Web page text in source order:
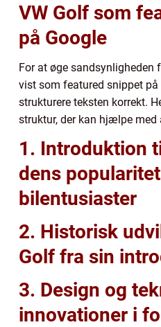
VW Golf som
på Google
For at øge sandsynligheden
vist som featured snippet
strukturere teksten korrekt.
struktur, der kan hjælpe med
1. Introduktion
dens
bilentusiaster
2. Historisk
Golf fra sin
3. Design og
innovationer i